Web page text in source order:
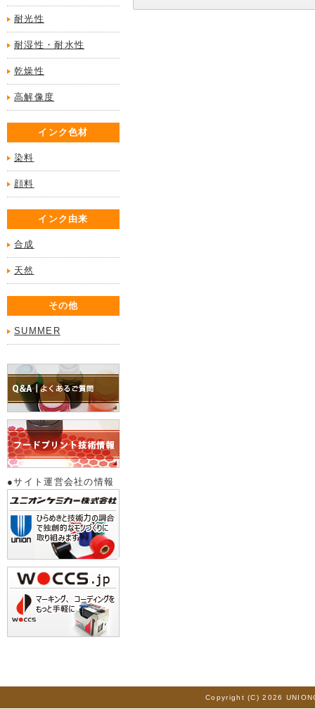
耐光性
耐湿性・耐水性
乾燥性
高解像度
インク色材
染料
顔料
インク由来
合成
天然
その他
SUMMER
●サイト運営会社の情報
Copyright (C) 2026